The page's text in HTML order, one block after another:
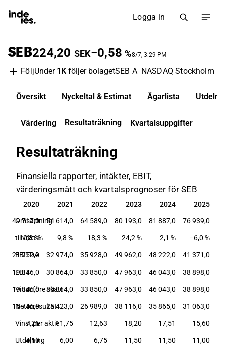
Logga in
SEB224,20 SEK−0,58 %8/7, 3:29 PM
FöljUnder 1K följer bolagetSEB A NASDAQ Stockholm
Översikt Nyckeltal & Estimat Ägarlista
Värdering Resultaträkning Kvartalsuppgifter
Resultaträkning
Finansiella rapporter, intäkter, EBIT,
värderingsmått och kvartalsprognoser för SEB
2020 2021 2022 2023 2024 2025
2020 2021 2022 2023 2024 2025
Omsättning
49 717,0 54 614,0 64 589,0 80 193,0 81 887,0 76 939,0
tillväxt-%
−0,8 % 9,8 % 18,3 % 24,2 % 2,1 % −6,0 %
EBITDA
21 752,0 32 974,0 35 928,0 49 962,0 48 222,0 41 371,0
EBIT
19 846,0 30 864,0 33 850,0 47 963,0 46 043,0 38 898,0
Vinst före skatt
19 846,0 30 864,0 33 850,0 47 963,0 46 043,0 38 898,0
Nettoresultat
15 746,0 25 423,0 26 989,0 38 116,0 35 865,0 31 063,0
Vinst per aktie
7,26 11,75 12,63 18,20 17,51 15,60
Utdelning
4,10 6,00 6,75 11,50 11,50 11,00